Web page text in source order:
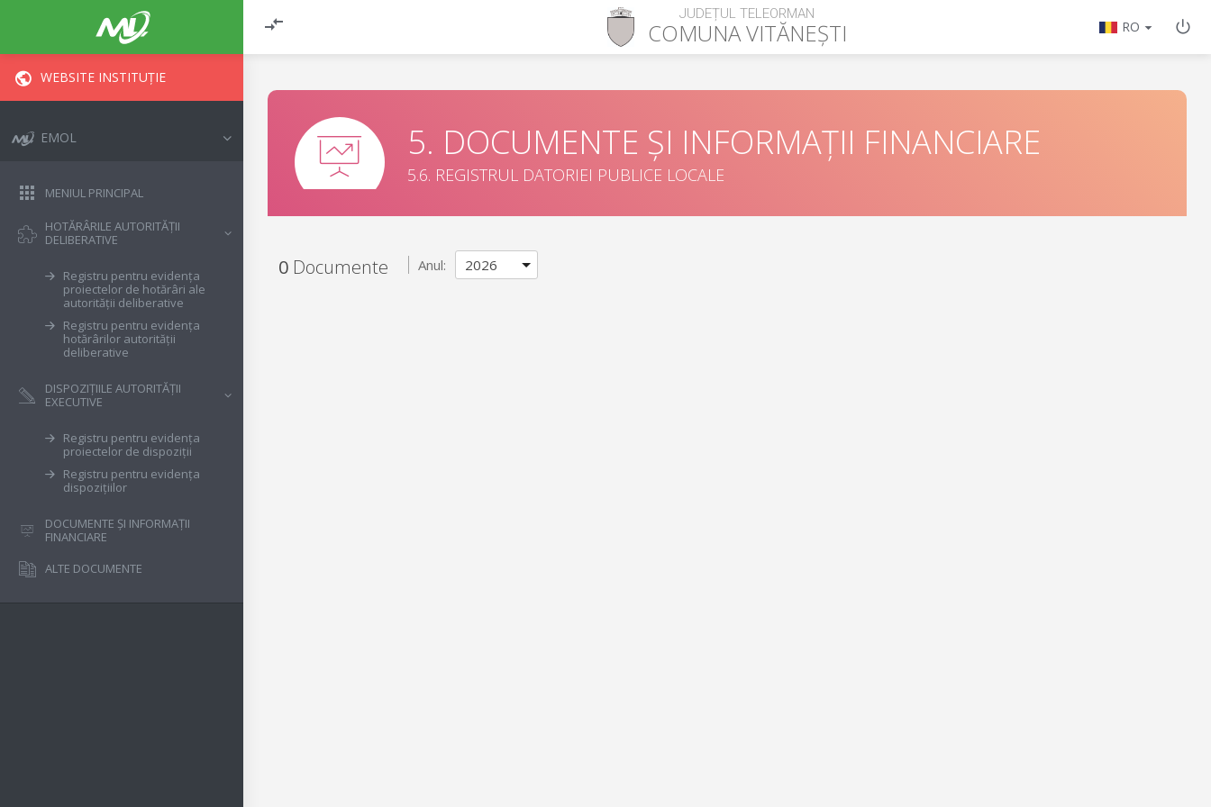
JUDEȚUL TELEORMAN
COMUNAVITĂNEȘTI RO
WEBSITE INSTITUȚIE
EMOL
MENIUL PRINCIPAL
HOTĂRÂRILE AUTORITĂȚII
DELIBERATIVE
Registru pentru evidența
proiectelor de hotărâri ale
autorității deliberative
Registru pentru evidența
hotărârilor autorității
deliberative
DISPOZIȚIILE AUTORITĂȚII
EXECUTIVE
Registru pentru evidența
proiectelor de dispoziții
Registru pentru evidența
dispozițiilor
DOCUMENTE ȘI INFORMAȚII
FINANCIARE
ALTE DOCUMENTE
5. DOCUMENTE ȘI INFORMAȚII FINANCIARE
5.6. REGISTRUL DATORIEI PUBLICE LOCALE
0 Documente Anul: